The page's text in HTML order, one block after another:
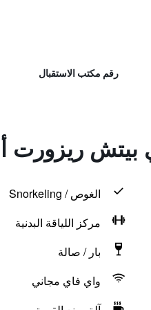
رقم مكتب الاستقبال
بيتش ريزورت
الغوص / Snorkeling
مركز اللياقة البدنية
بار / صالة
واي فاي مجاني